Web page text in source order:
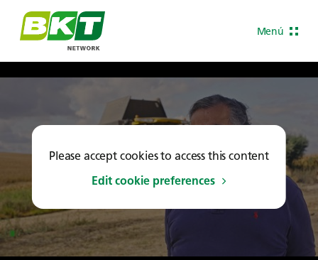
Menú
Please accept cookies to access this content
Edit cookie preferences